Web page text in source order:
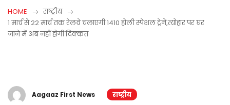
HOME
राष्ट्रीय
1 मार्च से 22 मार्च तक रेलवे चलाएगी 1410 होली स्पेशल ट्रेनें,त्योहार पर घर
जाने में अब नहीं होगी दिक्कत
Aagaaz First News
राष्ट्रीय